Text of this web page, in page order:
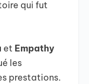
qui fut
et Empathy
les
prestations.